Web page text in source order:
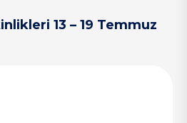
13 – 19 Temmuz